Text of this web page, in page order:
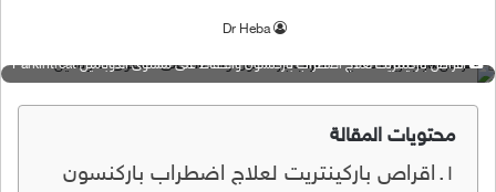
Dr Heba
اقراص باركينتريت لعلاج اضطراب باركنسون والحفاظ على مستوى الدوبامين Parkintreat
محتويات المقالة
اقراص باركينتريت لعلاج اضطراب باركنسون